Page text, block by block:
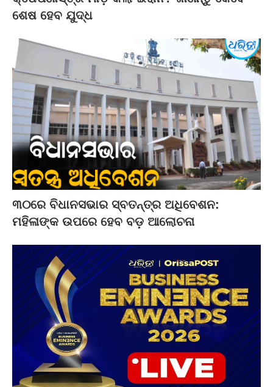
ଶେଷ ହେବ ଯୁଦ୍ଧ
୩୦ରେ ବିଧାନସଭାର ସ୍ବତନ୍ତ୍ର ଅଧିବେଶନ:
ମହିଳାଙ୍କ ଉପରେ ହେବ ବଡ଼ ଆଲୋଚନା